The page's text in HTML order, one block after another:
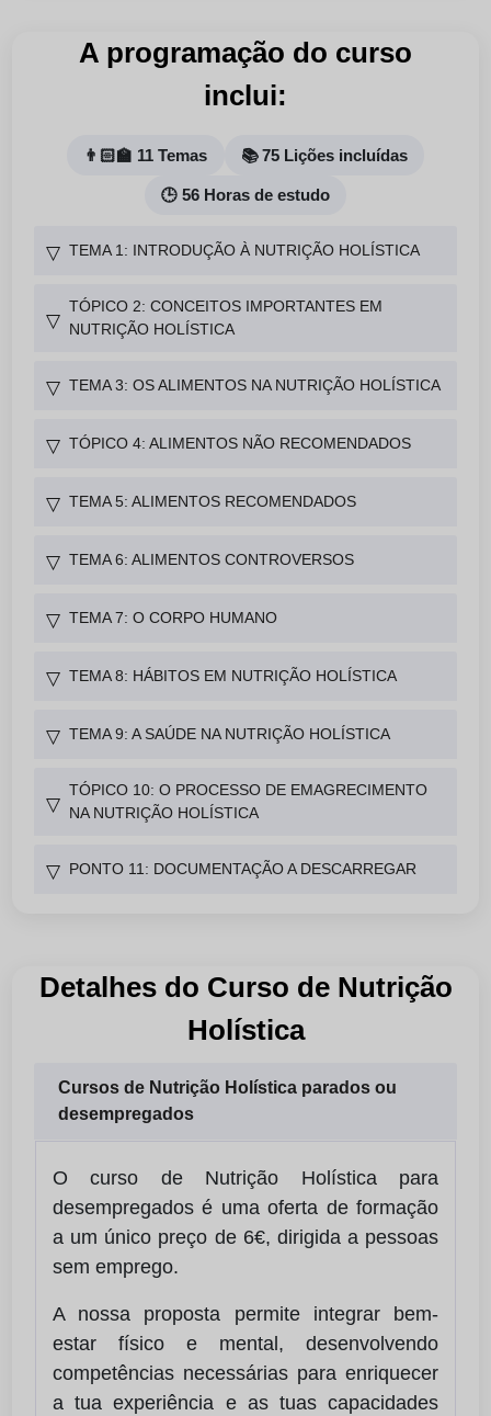
A programação do curso
inclui:
👨🏻‍🏫 11 Temas 📚 75 Lições incluídas
🕒 56 Horas de estudo
▽ TEMA 1: INTRODUÇÃO À NUTRIÇÃO HOLÍSTICA
▽
TÓPICO 2: CONCEITOS IMPORTANTES EM
NUTRIÇÃO HOLÍSTICA
▽ TEMA 3: OS ALIMENTOS NA NUTRIÇÃO HOLÍSTICA
▽ TÓPICO 4: ALIMENTOS NÃO RECOMENDADOS
▽ TEMA 5: ALIMENTOS RECOMENDADOS
▽ TEMA 6: ALIMENTOS CONTROVERSOS
▽ TEMA 7: O CORPO HUMANO
▽ TEMA 8: HÁBITOS EM NUTRIÇÃO HOLÍSTICA
▽ TEMA 9: A SAÚDE NA NUTRIÇÃO HOLÍSTICA
▽
TÓPICO 10: O PROCESSO DE EMAGRECIMENTO
NA NUTRIÇÃO HOLÍSTICA
▽ PONTO 11: DOCUMENTAÇÃO A DESCARREGAR
Detalhes do Curso de Nutrição
Holística
Cursos de Nutrição Holística parados ou
desempregados
O curso de Nutrição Holística para
desempregados é uma oferta de formação
a um único preço de 6€, dirigida a pessoas
sem emprego.
A nossa proposta permite integrar bem-
estar físico e mental, desenvolvendo
competências necessárias para enriquecer
a tua experiência e as tuas capacidades